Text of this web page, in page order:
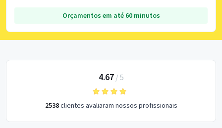
Orçamentos em até 60 minutos
4.67/ 5
2538clientes avaliaram nossos profissionais